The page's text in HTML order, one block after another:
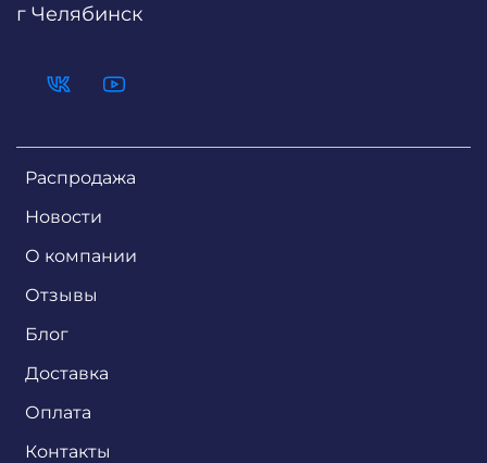
Распродажа
Новости
О компании
Отзывы
Блог
Доставка
Оплата
Контакты
г Челябинск